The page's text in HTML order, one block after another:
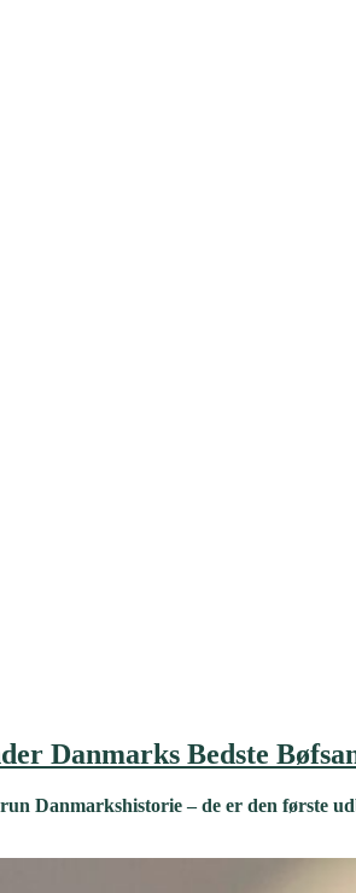
Danmarks Bedste
Danmarkshistorie – de er den første